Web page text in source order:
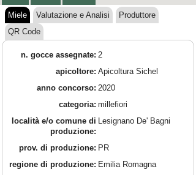
Miele Valutazione e Analisi
Produttore
QR Code
n. gocce assegnate: 2
apicoltore: Apicoltura Sichel
anno concorso: 2020
categoria: millefiori
località e/o comune di
produzione:
Lesignano De' Bagni
prov. di produzione: PR
regione di produzione: Emilia Romagna